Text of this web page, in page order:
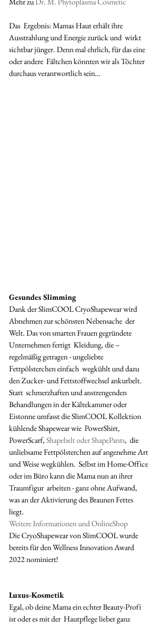
Das  Ergebnis: Mamas Haut erhält ihre
Ausstrahlung und Energie zurück und  wirkt
sichtbar jünger. Denn mal ehrlich, für das eine
oder andere  Fältchen könnten wir als Töchter
durchaus verantwortlich sein…
Gesundes Slimming
Dank der SlimCOOL CryoShapewear wird
Abnehmen zur schönsten Nebensache  der
Welt. Das von smarten Frauen gegründete
Unternehmen fertigt  Kleidung, die –
regelmäßig getragen - ungeliebte
Fettpölsterchen einfach  wegkühlt und dazu
den Zucker- und Fettstoffwechsel ankurbelt.
Statt  schmerzhaften und anstrengenden
Behandlungen in der Kältekammer oder
Eistonne umfasst die SlimCOOL Kollektion
kühlende Shapewear wie  PowerShirt,
PowerScarf, Shapebelt oder ShapePants,  die
unliebsame Fettpölsterchen auf angenehme Art
und Weise wegkühlen.  Selbst im Home-Office
oder im Büro kann die Mama nun an ihrer
Traumfigur  arbeiten - ganz ohne Aufwand,
was an der Aktivierung des Braunen Fettes
liegt.
Weitere Informationen und OnlineShop
Die CryoShapewear von SlimCOOL wurde
bereits für den Wellness Innovation Award
2022 nominiert!
Luxus-Kosmetik
Egal, ob deine Mama ein echter Beauty-Profi
ist oder es mit der  Hautpflege lieber ganz